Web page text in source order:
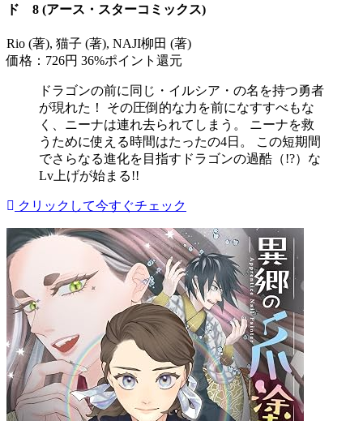
ド 8 (アース・スターコミックス)
Rio (著), 猫子 (著), NAJI柳田 (著)
価格：726円 36%ポイント還元
ドラゴンの前に同じ・イルシア・の名を持つ勇者
が現れた！ その圧倒的な力を前になすすべもな
く、ニーナは連れ去られてしまう。 ニーナを救
うために使える時間はたったの4日。 この短期間
でさらなる進化を目指すドラゴンの過酷（!?）な
Lv上げが始まる!!
クリックして今すぐチェック